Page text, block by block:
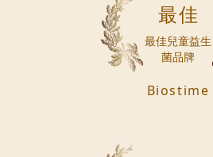
最佳
最佳兒童益生
菌品牌
Biostime